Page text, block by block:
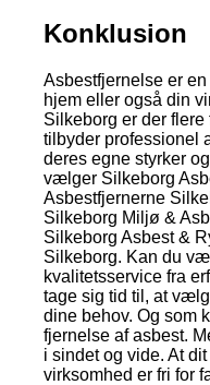
Konklusion
Asbestfjernelse er
hjem eller også din
Silkeborg er der
tilbyder professionel
deres egne styrker
vælger Silkeborg
Asbestfjernerne
Silkeborg Miljø &
Silkeborg Asbest &
Silkeborg. Kan du
kvalitetsservice fra
tage sig tid til, at
dine behov. Og som
fjernelse af asbest.
i sindet og vide. At
virksomhed er fri for